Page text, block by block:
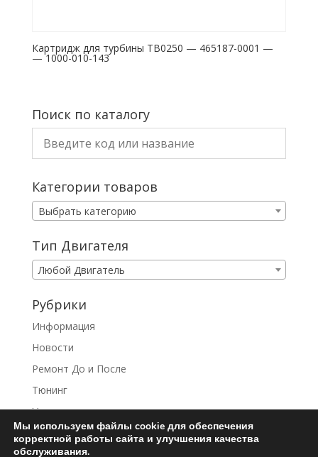
Картридж для турбины TB0250 — 465187-0001 —
— 1000-010-143
Поиск по каталогу
Категории товаров
Выбрать категорию
Тип Двигателя
Любой Двигатель
Рубрики
Информация
Новости
Ремонт До и После
Тюнинг
Услуги
Мы используем файлы cookie для обеспечения
корректной работы сайта и улучшения качества
обслуживания.